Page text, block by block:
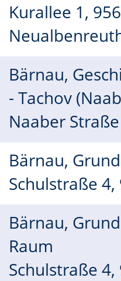
Kurallee 1,
Bärnau,
- Tachov
Naaber
Bärnau,
Schulstraße
Bärnau,
Raum
Schulstraße